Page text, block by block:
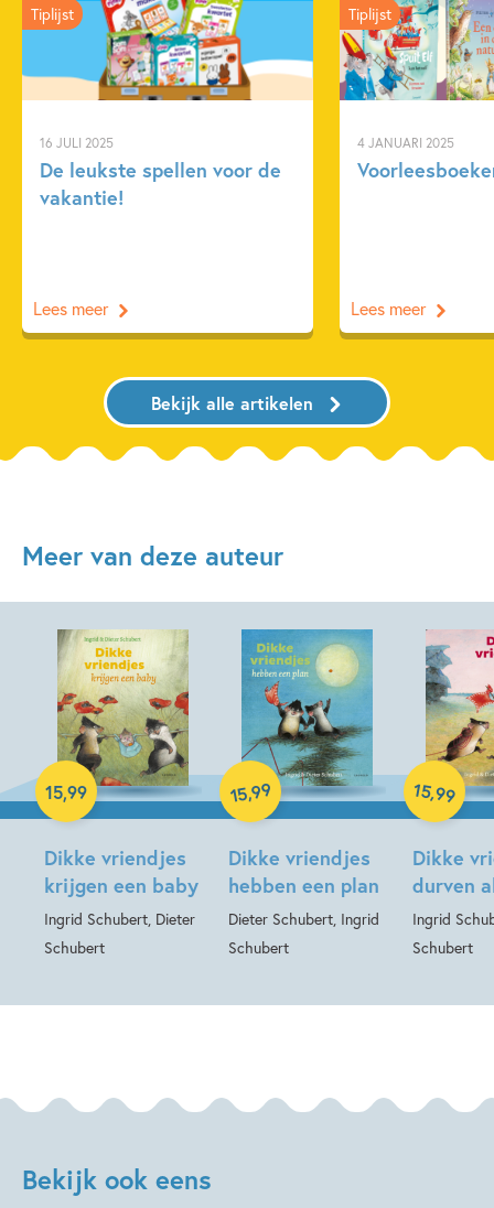
16 JULI 2025
De leukste spellen voor de
vakantie!
Tiplijst
Lees meer
4 JANUARI 2025
Tiplijst
Lees meer
Bekijk alle artikelen
Meer van deze auteur
Dikke vriendjes
krijgen een baby
Ingrid Schubert, Dieter
Schubert
15,99
Hardcover
Dikke vriendjes
hebben een plan
Dieter Schubert, Ingrid
Schubert
15,99
Hardcover
Dikke
durven
Ingrid
Schubert
15,99
Hardcover
Bekijk ook eens